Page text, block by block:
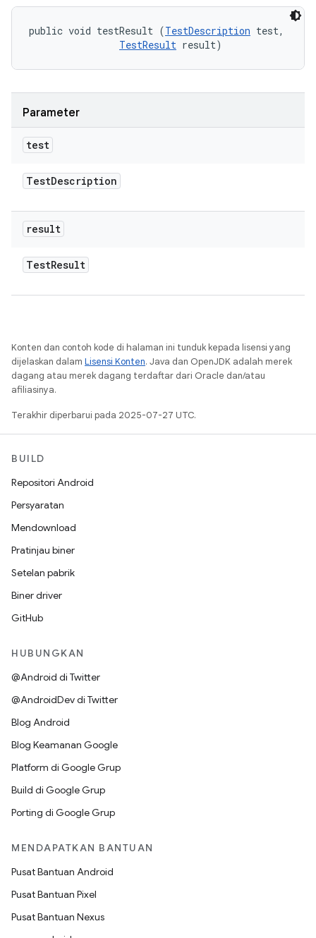
public void testResult (TestDescription test,
TestResult result)
Parameter
test
TestDescription
result
TestResult
Konten dan contoh kode di halaman ini tunduk kepada lisensi yang
dijelaskan dalam Lisensi Konten. Java dan OpenJDK adalah merek
dagang atau merek dagang terdaftar dari Oracle dan/atau
afiliasinya.
Terakhir diperbarui pada 2025-07-27 UTC.
BUILD
Repositori Android
Persyaratan
Mendownload
Pratinjau biner
Setelan pabrik
Biner driver
GitHub
HUBUNGKAN
@Android di Twitter
@AndroidDev di Twitter
Blog Android
Blog Keamanan Google
Platform di Google Grup
Build di Google Grup
Porting di Google Grup
MENDAPATKAN BANTUAN
Pusat Bantuan Android
Pusat Bantuan Pixel
Pusat Bantuan Nexus